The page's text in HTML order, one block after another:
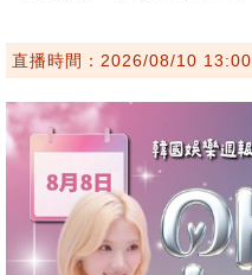
直播時間：2026/08/10 13:00